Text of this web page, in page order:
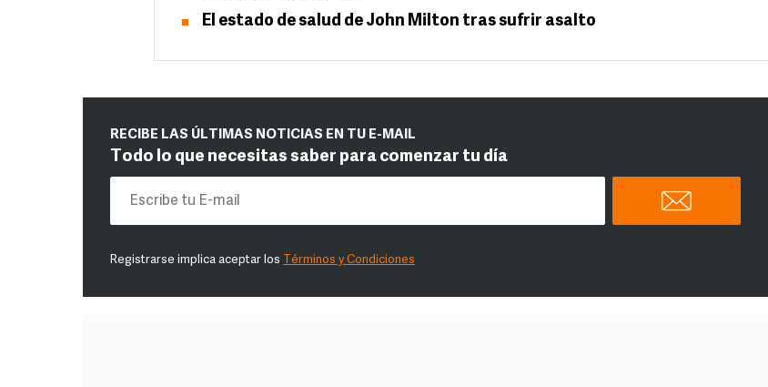
El estado de salud de John Milton tras sufrir asalto
RECIBE LAS ÚLTIMAS NOTICIAS EN TU E-MAIL
Todo lo que necesitas saber para comenzar tu día
Registrarse implica aceptar los Términos y Condiciones